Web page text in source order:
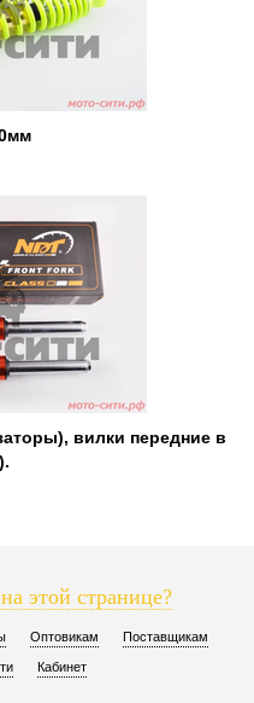
вилки передние в
этой странице?
Оптовикам Поставщикам
Кабинет